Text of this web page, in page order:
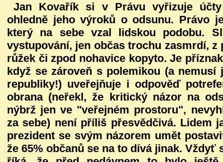
Jan Kovařík si v Právu vyřizuje
ohledně jeho výroků o odsunu. Právo
který na sebe vzal lidskou podobu.
vystupování, jen občas trochu zasmrdí,
růžek či zpod nohavice kopyto. Je
když se zároveň s polemikou (a nemusí
republiky!) uveřejňuje i odpověď
obrana (neřekl, že kritický názor na
nýbrž jen ve "veřejném prostoru",
za sebe) není příliš přesvědčivá. Lidem
prezident se svým názorem umět
že 65% občanů se na to dívá jinak. Vždyť